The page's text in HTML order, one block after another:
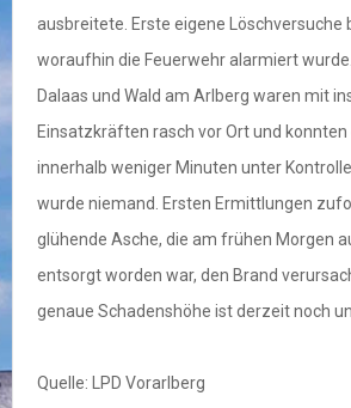
ausbreitete. Erste eigene Löschversuche
woraufhin die Feuerwehr alarmiert
Dalaas und Wald am Arlberg waren mit
Einsatzkräften rasch vor Ort und konnten
innerhalb weniger Minuten unter
wurde niemand. Ersten Ermittlungen
glühende Asche, die am frühen Morgen
entsorgt worden war, den Brand
genaue Schadenshöhe ist derzeit noch
Quelle: LPD Vorarlberg